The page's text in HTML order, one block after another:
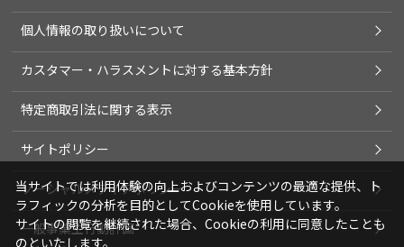
個人情報の取り扱いについて
カスタマー・ハラスメントに対する基本方針
特定商取引法に関する表示
サイトポリシー
ソーシャルメディアポリシー
一般事業主行動計画
当サイトでは利用体験の向上およびコンテンツの最適な提供、ト
ラフィックの分析を目的としてCookieを使用しています。
サイトの閲覧を継続された場合、Cookieの利用に同意したことも
のといたします。